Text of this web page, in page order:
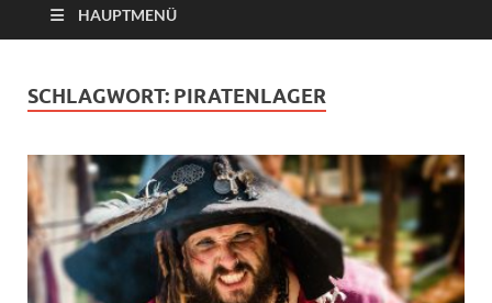
HAUPTMENÜ
SCHLAGWORT: PIRATENLAGER